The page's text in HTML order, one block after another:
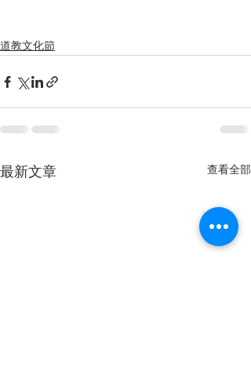
道教文化節
最新文章 查看全部